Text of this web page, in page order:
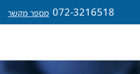
מספר מקשר 072-3216518